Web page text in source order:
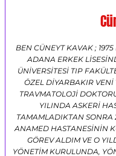
BEN CÜNEYT KAVAK ;
ADANA ERKEK
ÜNİVERSİTESİ TIP
ÖZEL DİYARBAKIR
TRAVMATOLOJİ
YILINDA ASKERİ
TAMAMLADIKTAN SONRA
ANAMED HASTANESİNİN
GÖREV ALDIM VE O
YÖNETİM KURULUNDA,